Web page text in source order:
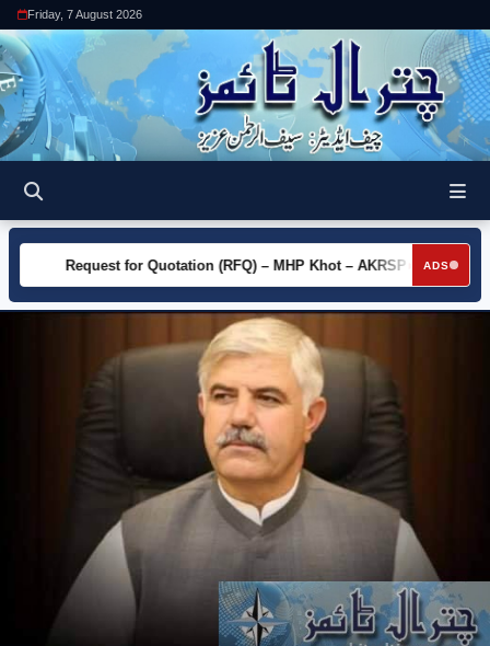
Friday, 7 August 2026
ADS
►
Request for Quotation (RFQ) – MHP Khot – AKRSP